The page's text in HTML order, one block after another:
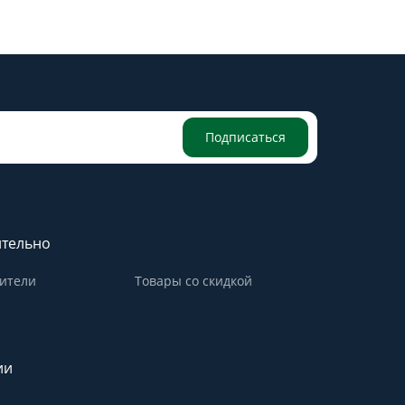
Подписаться
Товары со скидкой